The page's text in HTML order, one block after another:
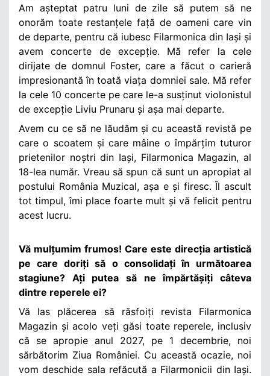
Am așteptat patru luni de zile să putem să ne
onorăm toate restanțele față de oameni care vin
de departe, pentru că iubesc Filarmonica din Iași și
avem concerte de excepție. Mă refer la cele
dirijate de domnul Foster, care a făcut o carieră
impresionantă în toată viața domniei sale. Mă refer
la cele 10 concerte pe care le-a susținut violonistul
de excepție Liviu Prunaru și așa mai departe.
Avem cu ce să ne lăudăm și cu această revistă pe
care o scoatem și care mâine o împărțim tuturor
prietenilor noștri din Iași, Filarmonica Magazin, al
18-lea număr. Vreau să spun că sunt un apropiat al
postului România Muzical, așa e și firesc. Îl ascult
tot timpul, îmi place foarte mult și vă felicit pentru
acest lucru.
Vă mulțumim frumos! Care este direcția artistică
pe care doriți să o consolidați în următoarea
stagiune? Ați putea să ne împărtășiți câteva
dintre reperele ei?
Vă las plăcerea să răsfoiți revista Filarmonica
Magazin și acolo veți găsi toate reperele, inclusiv
că se apropie anul 2027, pe 1 decembrie, noi
sărbătorim Ziua României. Cu această ocazie, noi
vom deschide sala refăcută a Filarmonicii din Iași.